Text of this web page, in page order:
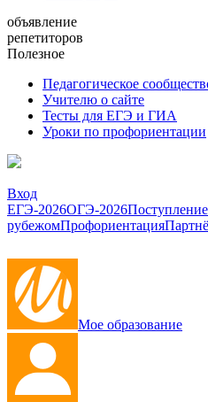
объявление
репетиторов
Полезное
Педагогическое
Учителю о сайте
Тесты для ЕГЭ и ГИА
Уроки по профориентации
Вход
ЕГЭ-2026ОГЭ-2026
рубежомПрофориентация
Мое образование